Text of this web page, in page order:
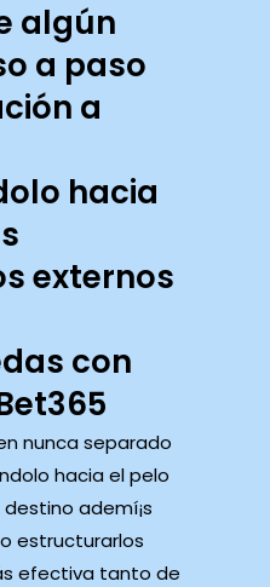
algún
a paso
a
hacia
externos
con
nunca separado
hacia el pelo
ademí¡s
estructurarlos
efectiva tanto de